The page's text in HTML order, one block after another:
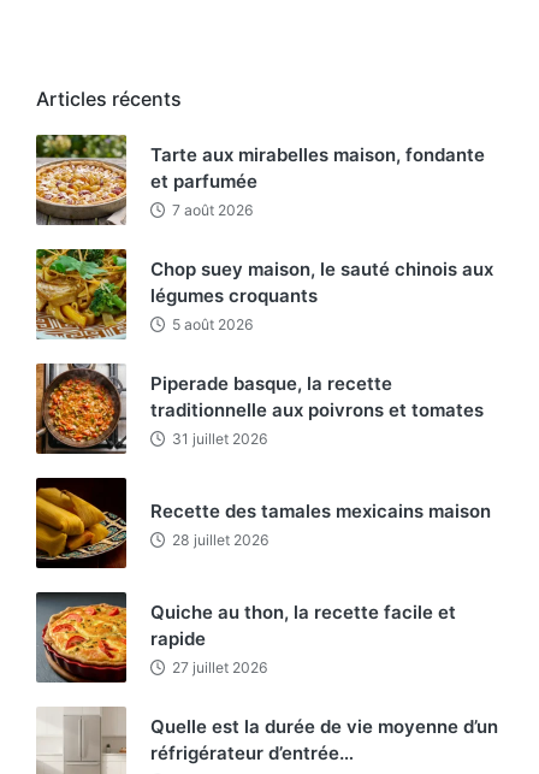
Articles récents
Tarte aux mirabelles maison, fondante
et parfumée
7 août 2026
Chop suey maison, le sauté chinois aux
légumes croquants
5 août 2026
Piperade basque, la recette
traditionnelle aux poivrons et tomates
31 juillet 2026
Recette des tamales mexicains maison
28 juillet 2026
Quiche au thon, la recette facile et
rapide
27 juillet 2026
Quelle est la durée de vie moyenne d’un
réfrigérateur d’entrée…